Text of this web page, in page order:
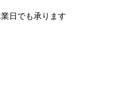
日でも承ります